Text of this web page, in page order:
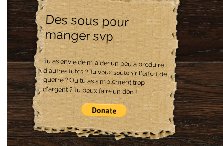
Des sous pour
manger svp
Tu as envie de m'aider un peu à produire
d'autres tutos ? Tu veux soutenir l'effort de
guerre ? Ou tu as simplement trop
d'argent ? Tu peux faire un don !